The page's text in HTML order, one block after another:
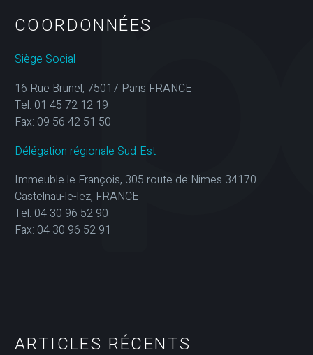
COORDONNÉES
Siège Social
16 Rue Brunel, 75017 Paris FRANCE
Tel: 01 45 72 12 19
Fax: 09 56 42 51 50
Délégation régionale Sud-Est
Immeuble le François, 305 route de Nimes 34170
Castelnau-le-lez, FRANCE
Tel: 04 30 96 52 90
Fax: 04 30 96 52 91
ARTICLES RÉCENTS